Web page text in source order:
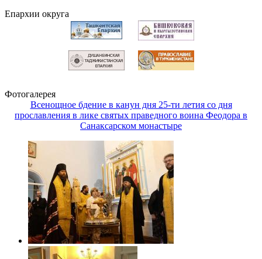
Епархии округа
Фотогалерея
Всенощное бдение в канун дня 25-ти летия со дня
прославления в лике святых праведного воина Феодора в
Санаксарском монастыре